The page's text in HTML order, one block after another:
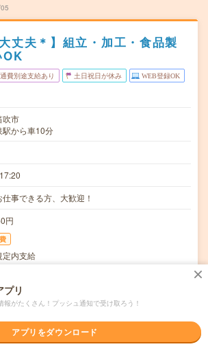
丈夫＊】組立・加工・食品製
OK
費別途支給あり 土日祝日が休み WEB登録OK
吹市
駅から車10分
事できる方、大歓迎！
円
定内支給
間未満で程よく稼げる！顧客ラベルを出し出荷状
梱包作業その他付随する業務外梱包一般環…
験OK / ブランクOK / 英語力不要
！〇まずは事前登録だけでもOK！履歴書不要
オンライン登録★氏名・職種などを入力す…
プリ
報がたくさん！プッシュ通知で受け取ろう！
アプリをダウンロード